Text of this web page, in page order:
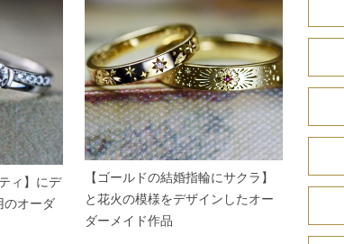
ィ】にデ
のオーダ
【ゴールドの結婚指輪にサクラ】
と花火の模様をデザインしたオー
ダーメイド作品